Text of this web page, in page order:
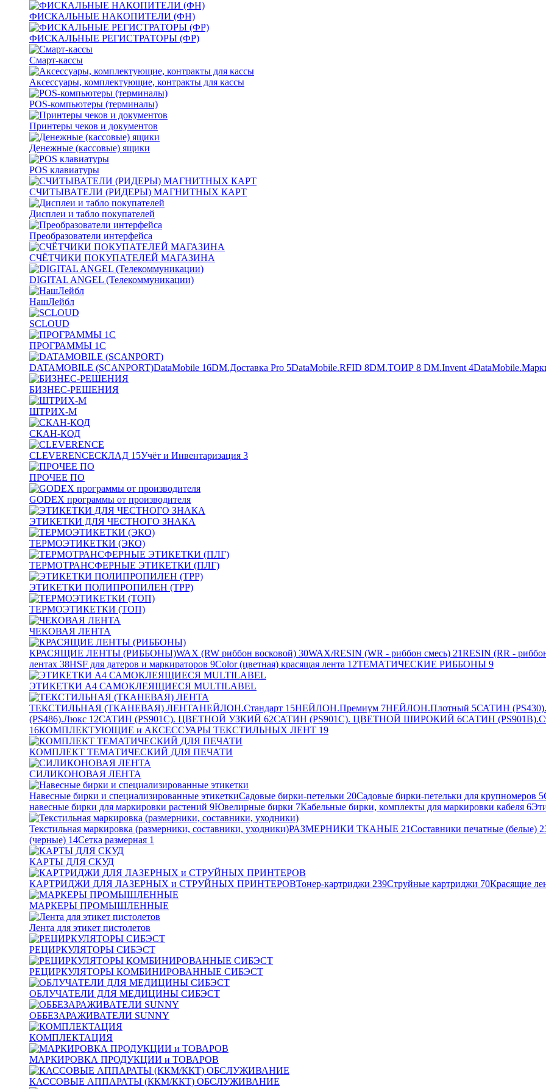
ФИСКАЛЬНЫЕ НАКОПИТЕЛИ (ФН)
ФИСКАЛЬНЫЕ РЕГИСТРАТОРЫ (ФР)
Смарт-кассы
Аксессуары, комплектующие, контракты для кассы
POS-компьютеры (терминалы)
Принтеры чеков и документов
Денежные (кассовые) ящики
POS клавиатуры
СЧИТЫВАТЕЛИ (РИДЕРЫ) МАГНИТНЫХ КАРТ
Дисплеи и табло покупателей
Преобразователи интерфейса
СЧЁТЧИКИ ПОКУПАТЕЛЕЙ МАГАЗИНА
DIGITAL ANGEL (Телекоммуникации)
НашЛейбл
SCLOUD
ПРОГРАММЫ 1С
DATAMOBILE (SCANPORT)DataMobile 16DM.Доставка Pro 5DataMobile.RFID 8DM.ТОИР 8 DM.Invent 4
БИЗНЕС-РЕШЕНИЯ
ШТРИХ-М
СКАН-КОД
CLEVERENCEСКЛАД 15Учёт и Инвентаризация 3
ПРОЧЕЕ ПО
GODEX программы от производителя
ЭТИКЕТКИ ДЛЯ ЧЕСТНОГО ЗНАКА
ТЕРМОЭТИКЕТКИ (ЭКО)
ТЕРМОТРАНСФЕРНЫЕ ЭТИКЕТКИ (ПЛГ)
ЭТИКЕТКИ ПОЛИПРОПИЛЕН (TPP)
ТЕРМОЭТИКЕТКИ (ТОП)
ЧЕКОВАЯ ЛЕНТА
КРАСЯЩИЕ ЛЕНТЫ (РИББОНЫ)WAX (RW риббон восковой) 30WAX/RESIN (WR - риббон смесь) 21RESIN (RR -
лентах 38HSF для датеров и маркираторов 9Color (цветная) красящая лента 12ТЕМАТИЧЕСКИЕ РИББОНЫ 9
ЭТИКЕТКИ А4 САМОКЛЕЯЩИЕСЯ MULTILABEL
ТЕКСТИЛЬНАЯ (ТКАНЕВАЯ) ЛЕНТАНЕЙЛОН.Стандарт 15НЕЙЛОН.Премиум 7НЕЙЛОН.Плотный 5САТИН
(PS486).Люкс 12САТИН (PS901C). ЦВЕТНОЙ УЗКИЙ 62САТИН (PS901C). ЦВЕТНОЙ ШИРОКИЙ 6САТИН
16КОМПЛЕКТУЮЩИЕ и АКСЕССУАРЫ ТЕКСТИЛЬНЫХ ЛЕНТ 19
КОМПЛЕКТ ТЕМАТИЧЕСКИЙ ДЛЯ ПЕЧАТИ
СИЛИКОНОВАЯ ЛЕНТА
Навесные бирки и специализированные этикеткиСадовые бирки-петельки 20Садовые бирки-петельки для крупномеров 5
навесные бирки для маркировки растений 9Ювелирные бирки 7Кабельные бирки, комплекты для маркировки кабеля 6
Текстильная маркировка (размерники, составники, уходники)РАЗМЕРНИКИ ТКАНЫЕ 21Составники печатные (белые)
(черные) 14Сетка размерная 1
КАРТЫ ДЛЯ СКУД
КАРТРИДЖИ ДЛЯ ЛАЗЕРНЫХ и СТРУЙНЫХ ПРИНТЕРОВТонер-картриджи 239Струйные картриджи 70Красящие
МАРКЕРЫ ПРОМЫШЛЕННЫЕ
Лента для этикет пистолетов
РЕЦИРКУЛЯТОРЫ СИБЭСТ
РЕЦИРКУЛЯТОРЫ КОМБИНИРОВАННЫЕ СИБЭСТ
ОБЛУЧАТЕЛИ ДЛЯ МЕДИЦИНЫ СИБЭСТ
ОББЕЗАРАЖИВАТЕЛИ SUNNY
КОМПЛЕКТАЦИЯ
МАРКИРОВКА ПРОДУКЦИИ и ТОВАРОВ
КАССОВЫЕ АППАРАТЫ (ККМ/ККТ) ОБСЛУЖИВАНИЕ